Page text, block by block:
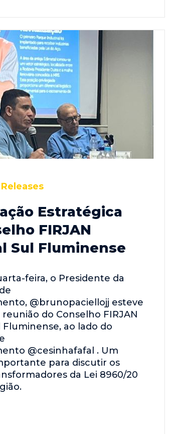
Releases
Estratégica
FIRJAN
Sul Fluminense
feira, o Presidente da
@brunopaciellojj esteve
do Conselho FIRJAN
Fluminense, ao lado do
@cesinhafafal . Um
para discutir os
da Lei 8960/20